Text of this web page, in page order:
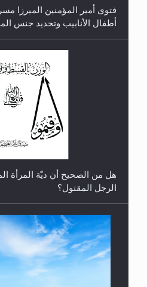
رأيٌ في لغة المسيح الموعود عليه
فتوى أمير المؤمنين الميرزا
أطفال الأنابيب وتحديد جنس
هل من الصحيح أن ديّة المرأة
الرجل المقتول؟